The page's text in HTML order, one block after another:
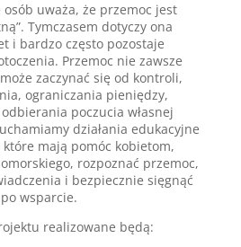
uważa, że przemoc jest
Tymczasem dotyczy ona
i bardzo często pozostaje
Przemoc nie zawsze
zaczynać się od kontroli,
ograniczania pieniędzy,
poczucia własnej
działania edukacyjne
mają pomóc kobietom,
rozpoznać przemoc,
i bezpiecznie sięgnąć
po wsparcie.
realizowane będą: